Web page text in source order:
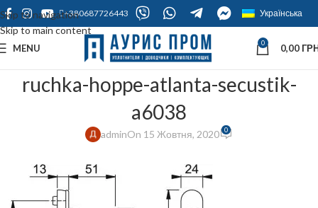
Skip to navigation
Skip to main content
+380687726443 Українська
MENU 0 0,00
ruchka-hoppe-atlanta-secustik-
a6038
adminOn 15 Жовтня, 2020 0